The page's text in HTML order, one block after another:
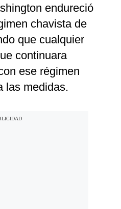
endureció
chavista de
que cualquier
continuara
ese régimen
las medidas.